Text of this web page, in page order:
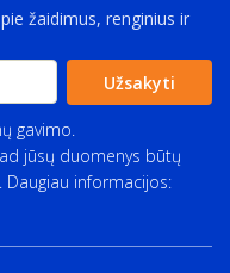
žaidimus, renginius ir
Užsakyti
gavimo.
jūsų duomenys būtų
informacijos: